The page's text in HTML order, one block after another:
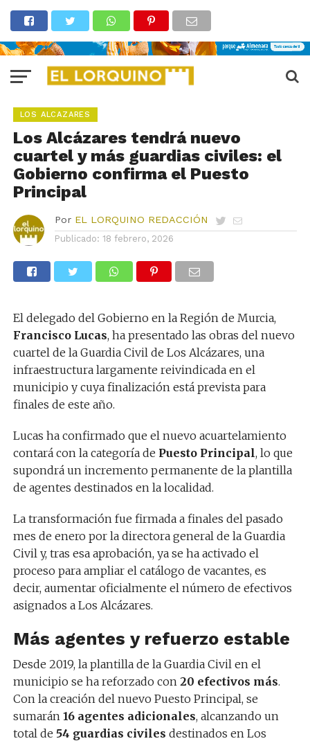
LOS ALCAZARES
Los Alcázares tendrá nuevo
cuartel y más guardias civiles: el
Gobierno confirma el Puesto
Principal
Por EL LORQUINO REDACCIÓN
Publicado: 18 febrero, 2026
El delegado del Gobierno en la Región de Murcia,
Francisco Lucas, ha presentado las obras del nuevo
cuartel de la Guardia Civil de Los Alcázares, una
infraestructura largamente reivindicada en el
municipio y cuya finalización está prevista para
finales de este año.
Lucas ha confirmado que el nuevo acuartelamiento
contará con la categoría de Puesto Principal, lo que
supondrá un incremento permanente de la plantilla
de agentes destinados en la localidad.
La transformación fue firmada a finales del pasado
mes de enero por la directora general de la Guardia
Civil y, tras esa aprobación, ya se ha activado el
proceso para ampliar el catálogo de vacantes, es
decir, aumentar oficialmente el número de efectivos
asignados a Los Alcázares.
Más agentes y refuerzo estable
Desde 2019, la plantilla de la Guardia Civil en el
municipio se ha reforzado con 20 efectivos más.
Con la creación del nuevo Puesto Principal, se
sumarán 16 agentes adicionales, alcanzando un
total de 54 guardias civiles destinados en Los